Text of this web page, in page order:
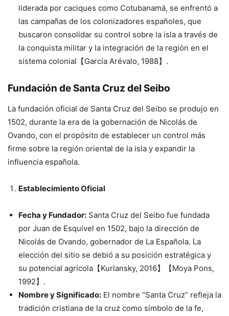
liderada por caciques como Cotubanamá, se enfrentó a
las campañas de los colonizadores españoles, que
buscaron consolidar su control sobre la isla a través de
la conquista militar y la integración de la región en el
sistema colonial【García Arévalo, 1988】.
Fundación de Santa Cruz del Seibo
La fundación oficial de Santa Cruz del Seibo se produjo en
1502, durante la era de la gobernación de Nicolás de
Ovando, con el propósito de establecer un control más
firme sobre la región oriental de la isla y expandir la
influencia española.
Establecimiento Oficial
Fecha y Fundador: Santa Cruz del Seibo fue fundada
por Juan de Esquivel en 1502, bajo la dirección de
Nicolás de Ovando, gobernador de La Española. La
elección del sitio se debió a su posición estratégica y
su potencial agrícola【Kurlansky, 2016】【Moya Pons,
1992】.
Nombre y Significado: El nombre “Santa Cruz” refleja la
tradición cristiana de la cruz como símbolo de la fe,